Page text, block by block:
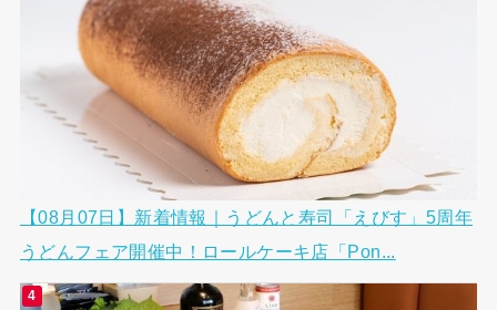
【08月07日】新着情報｜うどんと寿司「えびす」5周年
うどんフェア開催中！ロールケーキ店「Pon...